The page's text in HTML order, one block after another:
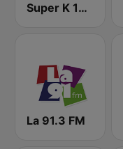
Super K 100.7 FM
La 91.3 FM